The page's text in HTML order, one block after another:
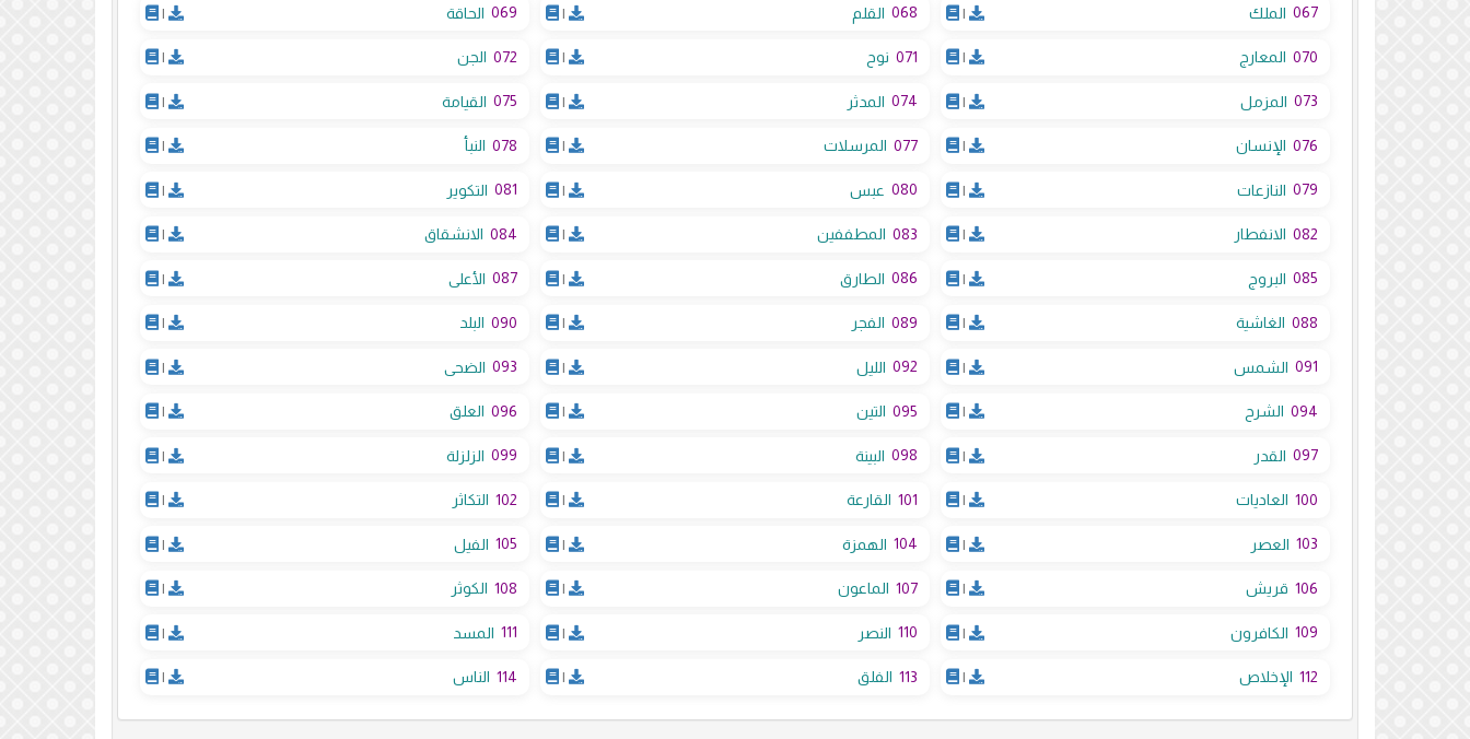
067 الملك |
068 القلم |
069 الحاقة |
070 المعارج |
071 نوح |
072 الجن |
073 المزمل |
074 المدثر |
075 القيامة |
076 الإنسان |
077 المرسلات |
078 النبأ |
079 النازعات |
080 عبس |
081 التكوير |
082 الانفطار |
083 المطففين |
084 الانشقاق |
085 البروج |
086 الطارق |
087 الأعلى |
088 الغاشية |
089 الفجر |
090 البلد |
091 الشمس |
092 الليل |
093 الضحى |
094 الشرح |
095 التين |
096 العلق |
097 القدر |
098 البينة |
099 الزلزلة |
100 العاديات |
101 القارعة |
102 التكاثر |
103 العصر |
104 الهمزة |
105 الفيل |
106 قريش |
107 الماعون |
108 الكوثر |
109 الكافرون |
110 النصر |
111 المسد |
112 الإخلاص |
113 الفلق |
114 الناس |